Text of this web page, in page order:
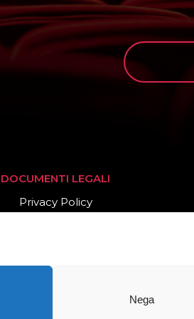
Nega
DOCUMENTI LEGALI
Privacy Policy